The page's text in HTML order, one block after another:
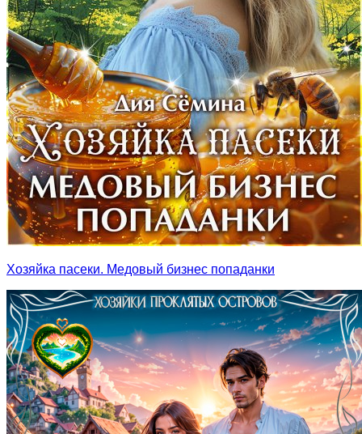
Хозяйка пасеки. Медовый бизнес попаданки